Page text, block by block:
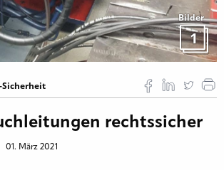
Bilder
1
Sicherheit
rechtssicher
01. März 2021